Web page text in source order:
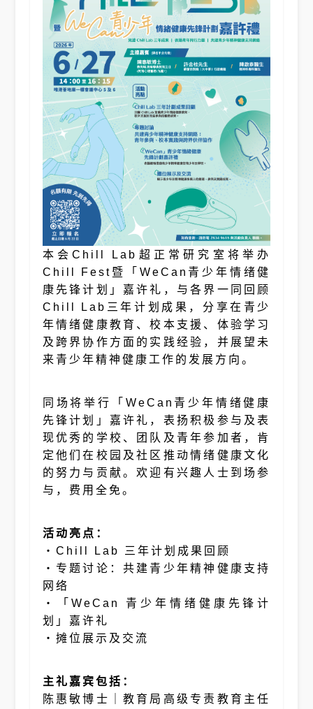
本会Chill Lab超正常研究室将举办
Chill Fest暨「WeCan青少年情绪健
康先锋计划」嘉许礼，与各界一同回顾
Chill Lab三年计划成果，分享在青少
年情绪健康教育、校本支援、体验学习
及跨界协作方面的实践经验，并展望未
来青少年精神健康工作的发展方向。
同场将举行「WeCan青少年情绪健康
先锋计划」嘉许礼，表扬积极参与及表
现优秀的学校、团队及青年参加者，肯
定他们在校园及社区推动情绪健康文化
的努力与贡献。欢迎有兴趣人士到场参
与，费用全免。
活动亮点：
・Chill Lab 三年计划成果回顾
・专题讨论：共建青少年精神健康支持
网络
・「WeCan 青少年情绪健康先锋计
划」嘉许礼
・摊位展示及交流
主礼嘉宾包括：
陈惠敏博士｜教育局高级专责教育主任